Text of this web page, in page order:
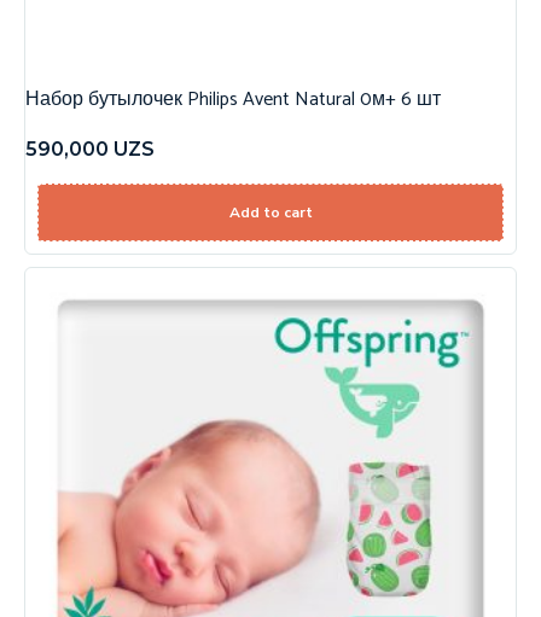
Набор бутылочек Philips Avent Natural 0м+ 6 шт
590,000 UZS
Add to cart